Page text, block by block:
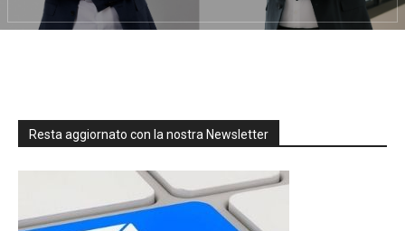
Resta aggiornato con la nostra Newsletter